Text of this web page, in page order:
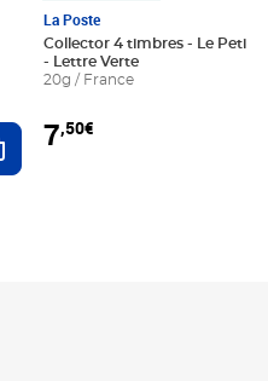
Ajouter au panier
La Poste
Collector 4 timbres - Le Petit
- Lettre Verte
20g / France
7,50€